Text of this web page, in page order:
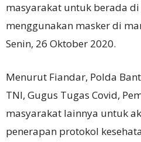
masyarakat untuk berada
menggunakan masker di
Senin, 26 Oktober 2020.
Menurut Fiandar, Polda
TNI, Gugus Tugas Covid,
masyarakat lainnya untuk
penerapan protokol